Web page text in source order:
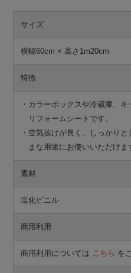
サイズ
横幅60cm × 高さ1m20cm
特徴
・カラーボックスや冷蔵庫、
リフォームシートです。
・空気抜けが良く、しっかり
まな用途にお使いいただけま
素材
塩化ビニル
商用利用
商用利用については こちら を